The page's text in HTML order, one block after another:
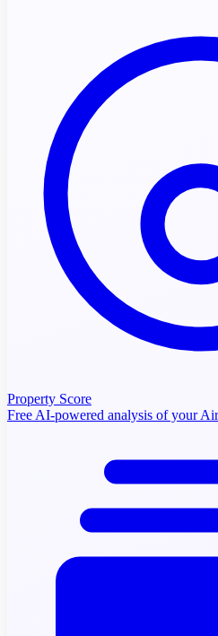
Property Score
Free AI-powered analysis of your